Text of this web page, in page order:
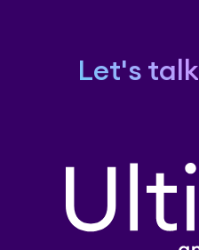
Let's talk